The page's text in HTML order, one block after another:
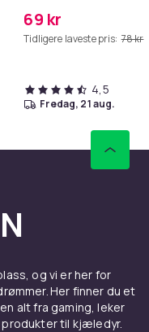
69 kr
Tidligere laveste pris: 78 kr
4,5
fredag, 21 aug.
og vi er her for
Her finner du et
alt fra gaming, leker
til kjæledyr.